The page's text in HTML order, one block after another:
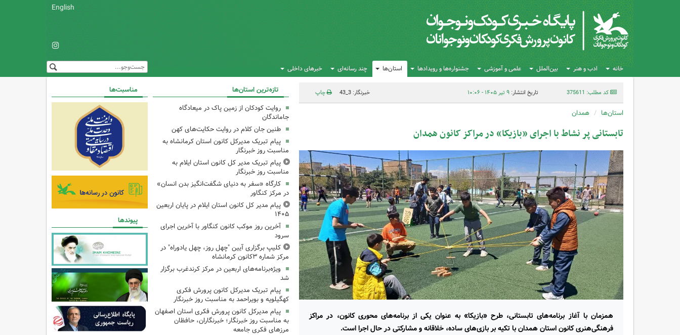
English
خانه ادب و هنر بین‌الملل علمی و آموزشی جشنواره‌ها و رویدادها استان‌ها چند رسانه‌ای خبرهای داخلی
کد مطلب: 375611 تاریخ انتشار:۹ تیر ۱۴۰۵ - ۱۰:۰۶ خبرنگار: 3_43 چاپ
استان‌ها همدان
تابستانی پر نشاط با اجرای «بازیکا» در مراکز کانون همدان
همزمان با آغاز برنامه‌های تابستانی، طرح «بازیکا» به عنوان یکی از برنامه‌های محوری کانون، در مراکز
فرهنگی‌هنری کانون استان همدان با تکیه بر بازی‌های ساده، خلاقانه و مشارکتی در حال اجرا است.
تازه‌ترین استان‌ها
روایت کودکان از زمین پاک در میعادگاه
جاماندگان
طنین جان کلام در روایت حکایت‌های کهن
پیام تبریک مدیرکل کانون استان کرمانشاه به
مناسبت روز خبرنگار
پیام تبریک مدیر کل کانون استان ایلام به
مناسبت روز خبرنگار
کارگاه «سفر به دنیای شگفت‌انگیز بدن انسان»
در مرکز کنگاور
پیام مدیر کل کانون استان ایلام در پایان اربعین
۱۴۰۵
آخرین روز موکب کانون کنگاور با آخرین اجرای
سرود
کلیپ برگزاری آیین "چهل روز، چهل یادوراه" در
مرکز شماره ۳کانون کرمانشاه
ویژه‌برنامه‌های اربعین در مرکز کرندغرب برگزار
شد
پیام تبریک مدیرکل کانون پرورش فکری
کهگیلویه و بویراحمد به مناسبت روز خبرنگار
پیام مدیرکل کانون پرورش فکری استان اصفهان
به مناسبت روز خبرنگار؛ خبرنگاران، حافظان
مرزهای فکری جامعه
مناسبت‌ها
پیوندها